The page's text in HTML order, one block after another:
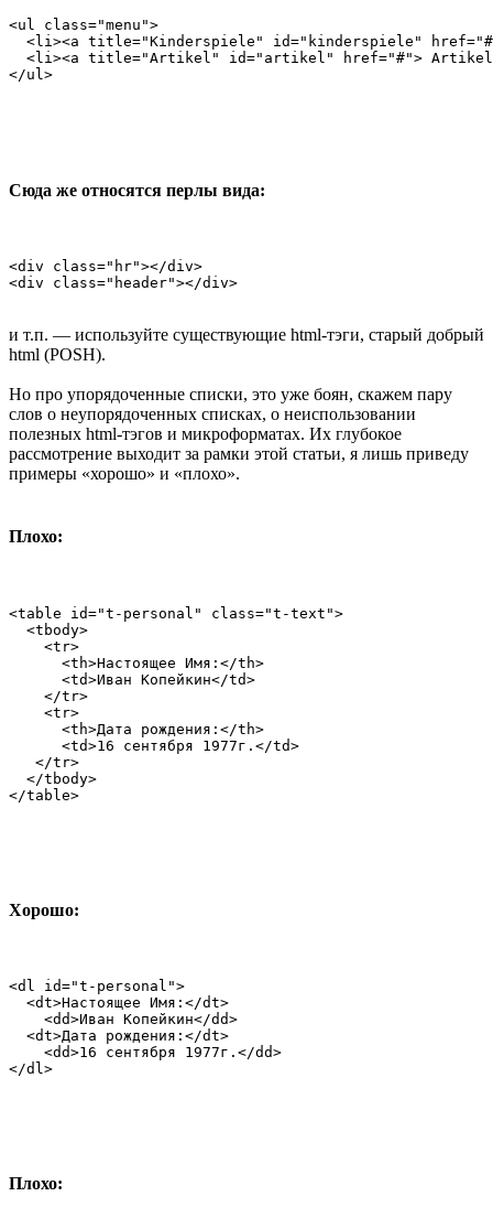
<ul class="menu">
<li><a title="Kinderspiele" id="kinderspiele"
<li><a title="Artikel" id="artikel" href="#">
</ul>
Сюда же относятся перлы вида:
<div class="hr"></div>
<div class="header"></div>
и т.п. — используйте существующие html-тэги, старый добрый
html (POSH).
Но про упорядоченные списки, это уже боян, скажем пару
слов о неупорядоченных списках, о неиспользовании
полезных html-тэгов и микроформатах. Их глубокое
рассмотрение выходит за рамки этой статьи, я лишь приведу
примеры «хорошо» и «плохо».
Плохо:
<table id="t-personal" class="t-text">
  <tbody>
    <tr>
      <th>Настоящее Имя:</th>
      <td>Иван Копейкин</td>
    </tr>
    <tr>
      <th>Дата рождения:</th>
      <td>16 сентября 1977г.</td>
   </tr>
  </tbody>
</table>
Хорошо:
<dl id="t-personal">
  <dt>Настоящее Имя:</dt>
    <dd>Иван Копейкин</dd>
  <dt>Дата рождения:</dt>
    <dd>16 сентября 1977г.</dd>
</dl>
Плохо: